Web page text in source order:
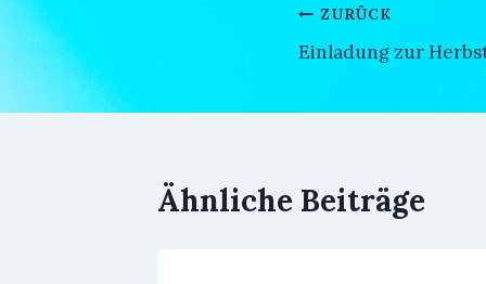
ZURÜCK
Einladung zur
Ähnliche Beiträge